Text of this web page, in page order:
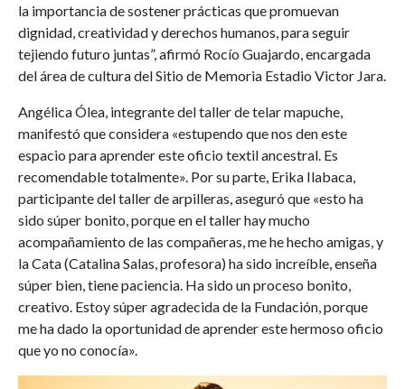
la importancia de sostener prácticas que promuevan
dignidad, creatividad y derechos humanos, para seguir
tejiendo futuro juntas”, afirmó Rocío Guajardo, encargada
del área de cultura del Sitio de Memoria Estadio Victor Jara.
Angélica Ólea, integrante del taller de telar mapuche,
manifestó que considera «estupendo que nos den este
espacio para aprender este oficio textil ancestral. Es
recomendable totalmente». Por su parte, Erika Ilabaca,
participante del taller de arpilleras, aseguró que «esto ha
sido súper bonito, porque en el taller hay mucho
acompañamiento de las compañeras, me he hecho amigas, y
la Cata (Catalina Salas, profesora) ha sido increíble, enseña
súper bien, tiene paciencia. Ha sido un proceso bonito,
creativo. Estoy súper agradecida de la Fundación, porque
me ha dado la oportunidad de aprender este hermoso oficio
que yo no conocía».